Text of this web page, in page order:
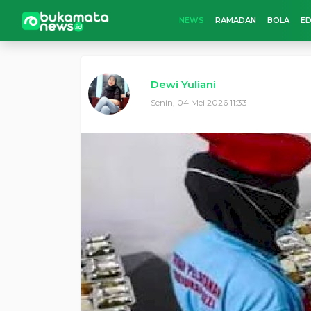
NEWS RAMADAN BOLA
Dewi Yuliani
Senin, 04 Mei 2026 11:33